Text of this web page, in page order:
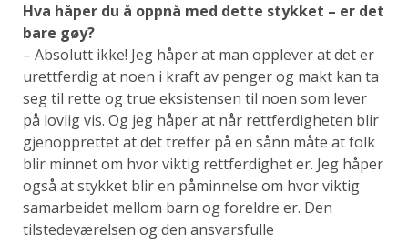
Hva håper du å oppnå med dette stykket – er det
bare gøy?
– Absolutt ikke! Jeg håper at man opplever at det er
urettferdig at noen i kraft av penger og makt kan ta
seg til rette og true eksistensen til noen som lever
på lovlig vis. Og jeg håper at når rettferdigheten blir
gjenopprettet at det treffer på en sånn måte at folk
blir minnet om hvor viktig rettferdighet er. Jeg håper
også at stykket blir en påminnelse om hvor viktig
samarbeidet mellom barn og foreldre er. Den
tilstedeværelsen og den ansvarsfulle